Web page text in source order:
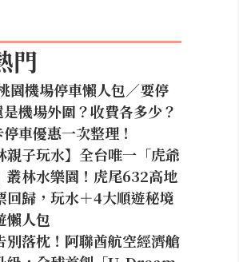
門
園機場停車懶人包／要停
機場外圍？收費各多少？
車優惠一次整理！
親子玩水】全台唯一「虎爺
叢林水樂園！虎尾632高地
回歸，玩水＋4大順遊秘境
懶人包
別落枕！阿聯酋航空經濟艙